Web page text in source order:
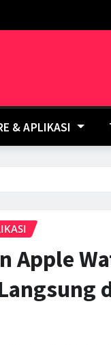
& APLIKASI
Apple